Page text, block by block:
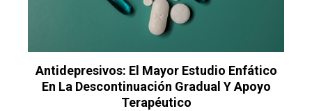
Antidepresivos: El Mayor Estudio Enfático
En La Descontinuación Gradual Y Apoyo
Terapéutico